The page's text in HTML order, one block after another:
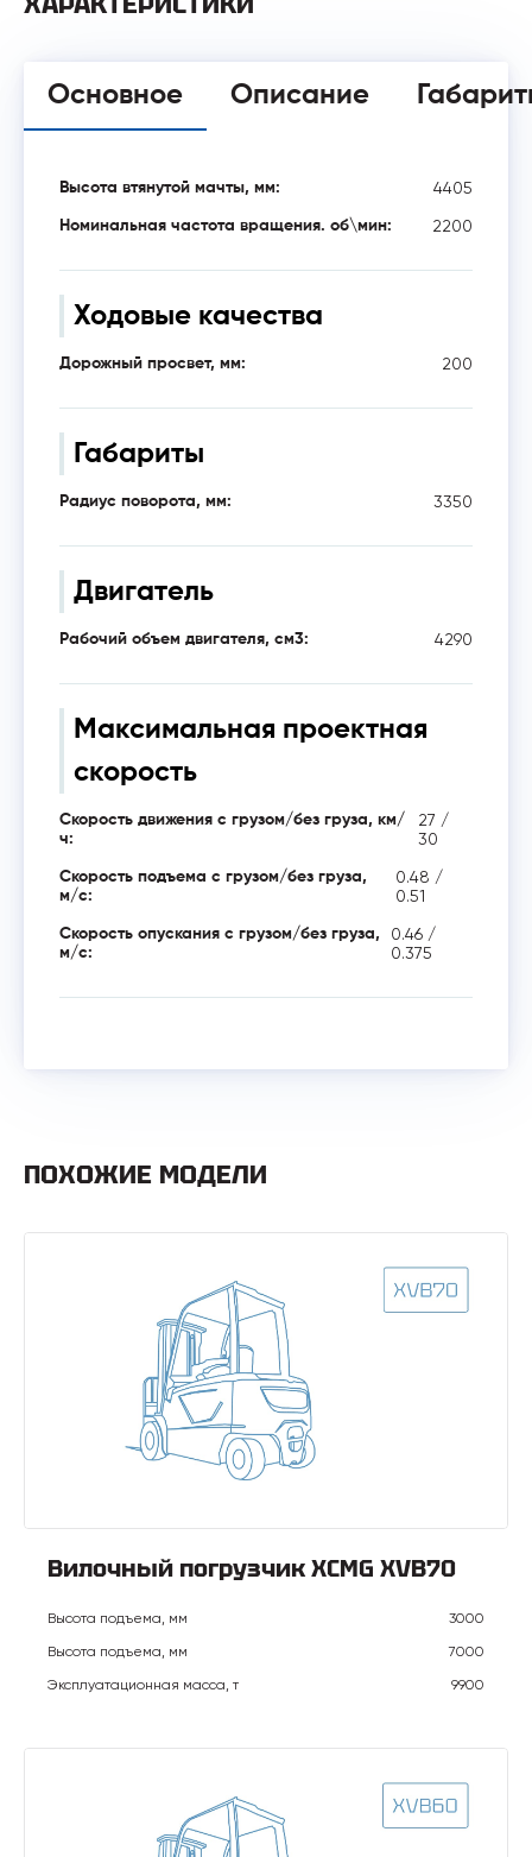
Основное Описание
Высота втянутой мачты, мм: 4405
Номинальная частота вращения. об\мин: 2200
Ходовые качества
Дорожный просвет, мм: 200
Габариты
Радиус поворота, мм: 3350
Двигатель
Рабочий объем двигателя, см3: 4290
Максимальная проектная
скорость
Скорость движения с грузом/без груза, км/
ч:
27 /
30
Скорость подъема с грузом/без груза,
м/с:
0.48 /
0.51
Скорость опускания с грузом/без груза,
м/с:
0.46 /
0.375
ПОХОЖИЕ МОДЕЛИ
Вилочный погрузчик XCMG XVB70
Высота подъема, мм
3000
Высота подъема, мм
7000
Эксплуатационная масса, т
9900